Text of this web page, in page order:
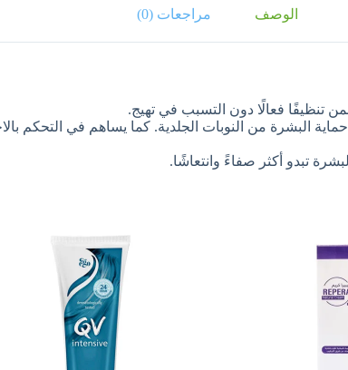
الوصف مراجعات (0)
تنظيفًا فعالًا دون التسبب في تهيج.
البشرة من النوبات الجلدية. كما يساهم في التحكم
تبدو أكثر صفاءً وانتعاشًا.